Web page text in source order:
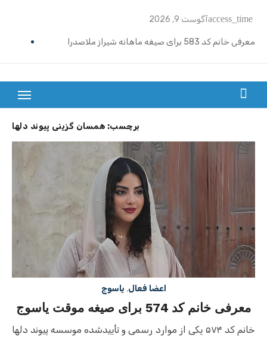
content
access_timeآگوست 9, 2026
معرفی خانم کد 583 برای صیغه ماهانه شیراز ملاصدرا
ازدواج موقت ماهیانه رامسر | خانم کد 591
ازدواج موقت ماهیانه اصفهان | معرفی خانم کد 589
معرفی خانم کد 588 برای ازدواج موقت ماهیانه کرج در مهرشهر
معرفی خانم کد 587 برای ازدواج موقت ماهیانه در یزد
معرفی خانم کد 586 برای ازدواج موقت ماهیانه قزوین
معرفی خانم کد 585 برای ازدواج موقت ماهیانه در نوشهر
معرفی خانم کد 584 برای صیغه ماهانه زنجان و ازدواج موقت
بزرگترین سایت صیغه یابی از سراسر ایران
برچسب: همسان گزینی پیوند دلها
اعضا فعال, یاسوج
معرفی خانم کد 574 برای صیغه موقت یاسوج
خانم کد ۵۷۴ یکی از موارد رسمی و تأییدشده موسسه پیوند دلها